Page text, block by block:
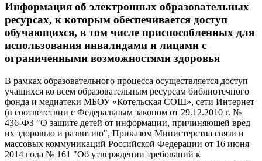
Информация об электронных образовательных
ресурсах, к которым обеспечивается доступ
обучающихся, в том числе приспособленных для
использования инвалидами и лицами с
ограниченными возможностями здоровья
В рамках образовательного процесса осуществляется доступ
учащихся ко всем образовательным ресурсам библиотечного
фонда и медиатеки МБОУ «Котельская СОШ», сети Интернет
(в соответствии с Федеральным законом от 29.12.2010 г. №
436-ФЗ "О защите детей от информации, причиняющей вред
их здоровью и развитию", Приказом Министерства связи и
массовых коммуникаций Российской Федерации от 16 июня
2014 года № 161 "Об утверждении требований к